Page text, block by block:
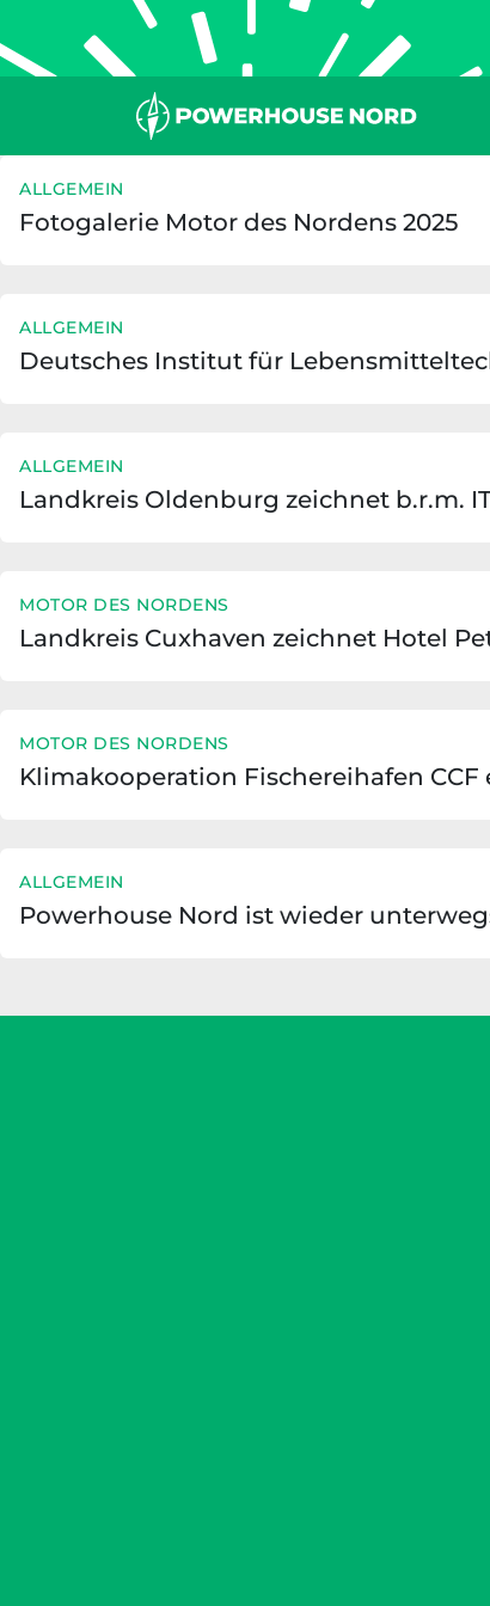
Inhalt
springen
ALLGEMEIN
Fotogalerie Motor des Nordens 2025
ALLGEMEIN
Deutsches Institut für
ALLGEMEIN
Landkreis Oldenburg zeichnet b.r.m.
MOTOR DES NORDENS
Landkreis Cuxhaven zeichnet Hotel
MOTOR DES NORDENS
Klimakooperation Fischereihafen
ALLGEMEIN
Powerhouse Nord ist wieder